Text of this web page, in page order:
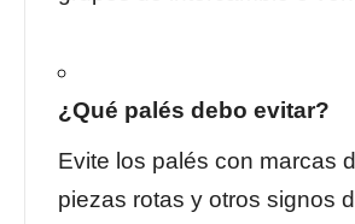
¿Qué palés debo evitar?
Evite los palés con marcas
piezas rotas y otros signos